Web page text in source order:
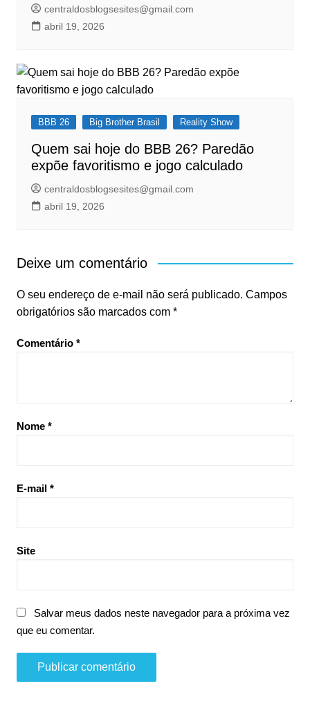
centraldosblogsesites@gmail.com
abril 19, 2026
BBB 26 Big Brother Brasil Reality Show
Quem sai hoje do BBB 26? Paredão
expõe favoritismo e jogo calculado
centraldosblogsesites@gmail.com
abril 19, 2026
Deixe um comentário
O seu endereço de e-mail não será publicado. Campos
obrigatórios são marcados com *
Comentário *
Nome *
E-mail *
Site
Salvar meus dados neste navegador para a próxima vez
que eu comentar.